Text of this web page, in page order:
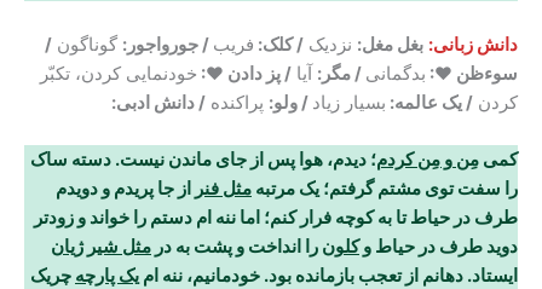
دانش زبانی: بغل مغل: نزدیک / کلک: فریب / جورواجور: گوناگون /
سوءظن ♥: بدگمانی / مگر: آیا / پز دادن ♥: خودنمایی کردن، تکبّر
کردن / یک عالمه: بسیار زیاد / ولو: پراکنده / دانش ادبی:
کمی مِن و مِن کردم؛ دیدم، هوا پس از جای ماندن نیست. دسته ساک
را سفت توی مشتم گرفتم؛ یک مرتبه مثل فنر
از جا پریدم و دویدم
طرف در حیاط تا به کوچه فرار کنم؛ اما ننه ام دستم را خواند و زودتر
دوید طرف در حیاط وکلون را انداخت و پشت به در مثل شیر ژیان
ایستاد. دهانم از تعجب بازمانده بود. خودمانیم، ننه ام یک پارچه چریک